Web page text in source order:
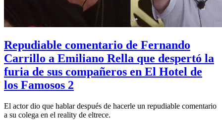
Repudiable comentario de Fernando
Carrillo a Emiliano Rella que despertó la
furia de sus compañeros en El Hotel de
los Famosos 2
El actor dio que hablar después de hacerle un repudiable comentario
a su colega en el reality de eltrece.